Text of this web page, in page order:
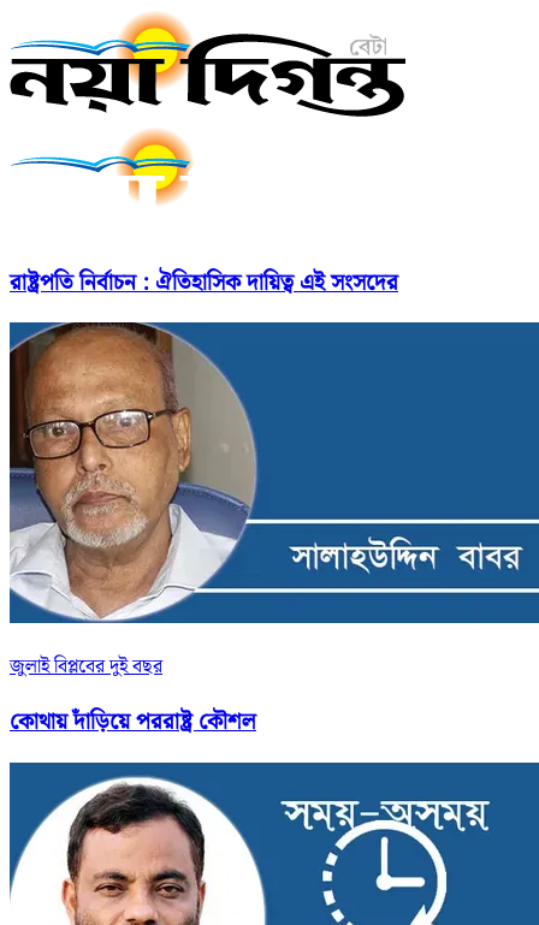
রাষ্ট্রপতি নির্বাচন : ঐতিহাসিক দায়িত্ব এই সংসদের
জুলাই বিপ্লবের দুই বছর
কোথায় দাঁড়িয়ে পররাষ্ট্র কৌশল